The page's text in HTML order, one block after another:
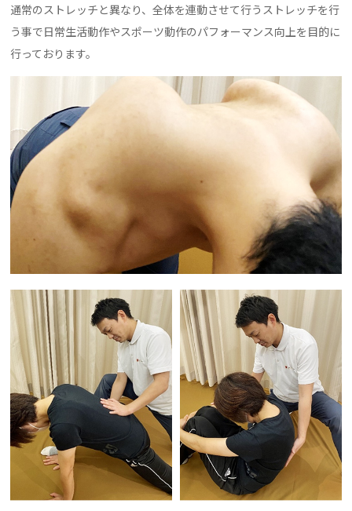
通常のストレッチと異なり、全体を連動させて行うストレッチを行
う事で日常生活動作やスポーツ動作のパフォーマンス向上を目的に
行っております。